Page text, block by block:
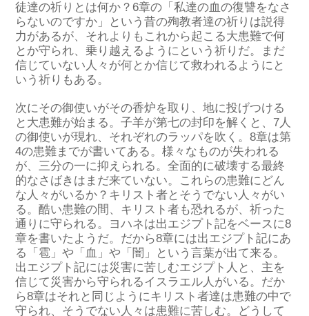
徒達の祈りとは何か？6章の 「私達の血の復讐をなさ
らないのですか」
という昔の殉教者達の祈り は説得
力があるが、 それよりもこれから起こる大患難で何
とか守られ、乗り越える ようにという祈り だ。
まだ
信じていない人々 が何とか信じて救われる ようにと
いう祈りもある。
次にその御使いがその香炉を取り、地に投げつける
と 大患難が始ま る。子羊が第七の封印を解くと、 7人
の御使いが現れ、 それぞれのラッパを吹く 。8章は第
4の患難までが書いてある。様々な ものが失われる
が、三分の一に抑えられる。全面的に破壊する最終
的なさばきは まだ来ていない。 これらの患難にどん
な 人々 がいるか？ キリスト者と そうでない 人々 がい
る。酷い患難の間 、 キリスト者も恐れるが、祈った
通りに守られる。 ヨハネは出エジプト記をベースに8
章を書いたよう だ。 だから8章には出エジプト記にあ
る
「雹」や「血」や「闇」という言葉が出て来る。
出エジプト記には災害に苦しむエジプト人と、主を
信じて災害から守られるイスラエル人がいる。 だか
ら8章はそれと 同じ ようにキリスト者達は患難の中で
守られ、 そうでない 人々 は患難に苦しむ。 どうして